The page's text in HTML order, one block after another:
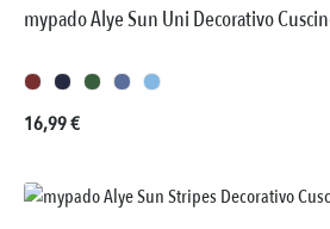
mypado Alye Sun Uni Decorativo
Prezzo normale:
16,99 €